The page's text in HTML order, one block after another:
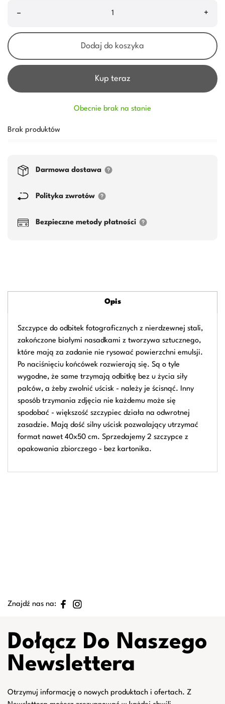
– +
Dodaj do koszyka
Kup teraz
Obecnie brak na stanie
Brak produktów
Darmowa dostawa
Polityka zwrotów
Bezpieczne metody płatności
Opis
Szczypce do odbitek fotograficznych z nierdzewnej stali,
zakończone białymi nasadkami z tworzywa sztucznego,
które mają za zadanie nie rysować powierzchni emulsji.
Po naciśnięciu końcówek rozwierają się. Są o tyle
wygodne, że same trzymają odbitkę bez u życia siły
palców, a żeby zwolnić uścisk - należy je ścisnąć. Inny
sposób trzymania zdjęcia nie każdemu może się
spodobać - większość szczypiec działa na odwrotnej
zasadzie. Mają dość silny uścisk pozwalający utrzymać
format nawet 40x50 cm. Sprzedajemy 2 szczypce z
opakowania zbiorczego - bez kartonika.
Znajdź nas na:
Dołącz Do Naszego
Newslettera
Otrzymuj informację o nowych produktach i ofertach. Z